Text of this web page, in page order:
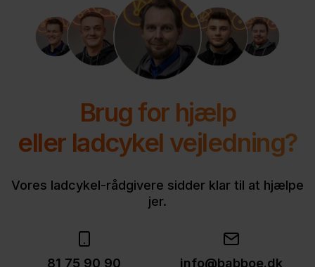
Brug for hjælp
eller ladcykel vejledning?
Vores ladcykel-rådgivere sidder klar til at hjælpe
jer.
81 75 90 90 info@babboe.dk